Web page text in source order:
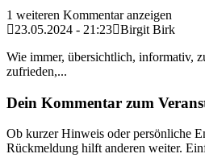
1 weiteren Kommentar anzeigen
23.05.2024 - 21:23 Birgit Birk
Wie immer, übersichtlich, informativ,
zufrieden,...
Dein Kommentar zum
Ob kurzer Hinweis oder persönliche
Rückmeldung hilft anderen weiter.